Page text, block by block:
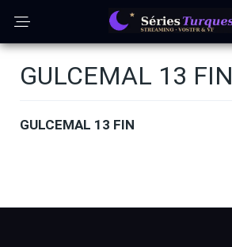
GULCEMAL 13 FIN
GULCEMAL 13 FIN